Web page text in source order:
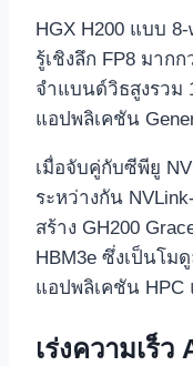
HGX H200 แบบ
รู้เชิงลึก FP8 มาก
จำแบนด์วิธสูงรวม
แอปพลิเคชัน
เมื่อจับคู่กับซีพียู
ระหว่างกัน
สร้าง GH200
HBM3e ซึ่งเป็นโม
แอปพลิเคชัน
เร่งความเร็